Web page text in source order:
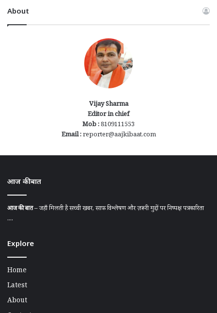
About
Vijay Sharma
Editor in chief
Mob :8109111553
Email :reporter@aajkibaat.com
आज की बात
आज की बात– जहाँ मिलती है सच्ची खबर, साफ़ विश्लेषण और ज़रूरी मुद्दों पर निष्पक्ष पत्रकारिता
....
Explore
Home
Latest
About